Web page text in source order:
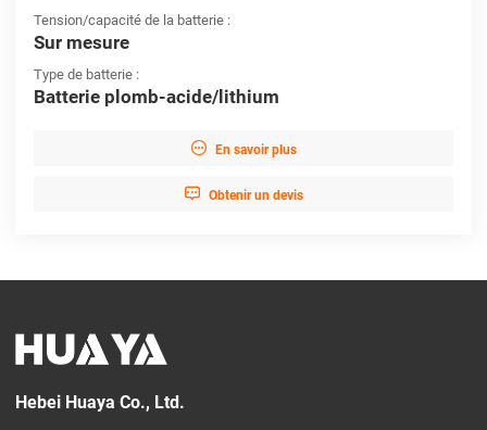
Tension/capacité de la batterie :
Sur mesure
Type de batterie :
Batterie plomb-acide/lithium
 En savoir plus
 Obtenir un devis
Hebei Huaya Co., Ltd.